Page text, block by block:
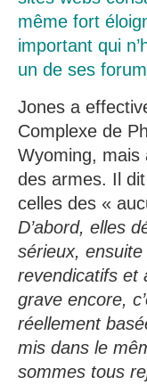
même fort
important qui
un de ses
Jones a
Complexe de
Wyoming, mais
des armes. Il
celles des «
D’abord, elles
sérieux,
revendicatifs et
grave encore,
réellement
mis dans le
sommes tous